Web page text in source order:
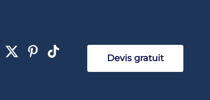
Devis gratuit